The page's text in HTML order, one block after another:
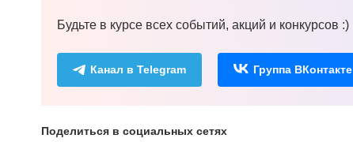
Будьте в курсе всех событий, акций и конкурсов :)
Канал в Telegram Группа ВКонтакте
Поделиться в социальных сетях